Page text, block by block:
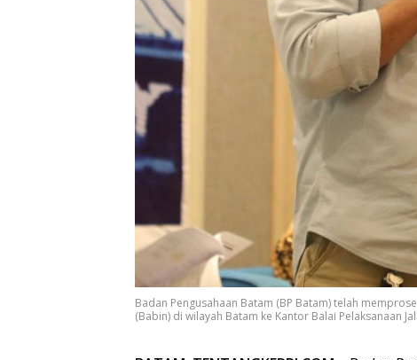
Badan Pengusahaan Batam (BP Batam) telah
(Babin) di wilayah Batam ke Kantor Balai Pelaksanaan